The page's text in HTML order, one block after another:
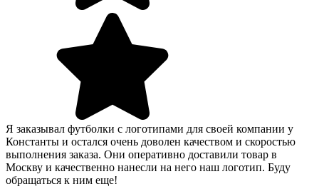
Я заказывал футболки с логотипами для своей компании у
Константы и остался очень доволен качеством и скоростью
выполнения заказа. Они оперативно доставили товар в
Москву и качественно нанесли на него наш логотип. Буду
обращаться к ним еще!